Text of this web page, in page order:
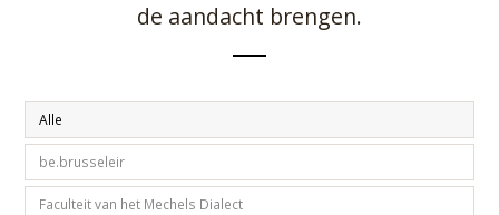
de aandacht brengen.
Alle
be.brusseleir
Faculteit van het Mechels Dialect